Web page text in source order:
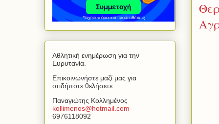
Αθλητική ενημέρωση για την
Ευρυτανία.
Επικοινωνήστε μαζί μας για
οτιδήποτε θελήσετε.
Παναγιώτης Κολλημένος
kollimenos@hotmail com
6976118092